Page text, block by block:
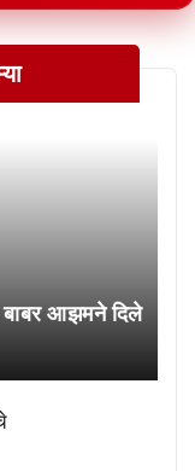
आझमने दिले